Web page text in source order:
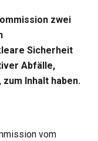
zwei
Sicherheit
Abfälle,
Inhalt haben.
vom